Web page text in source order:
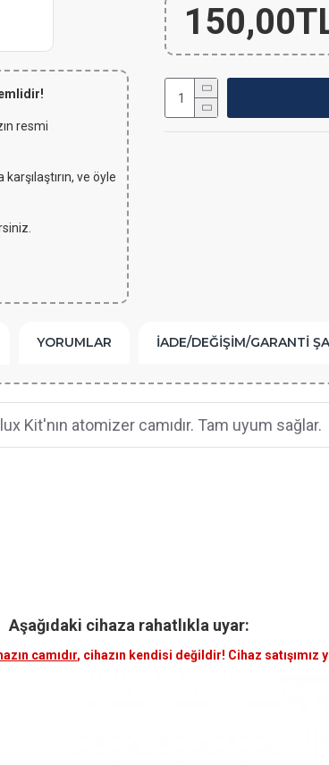
resmi
ve öyle
YORUMLAR İADE/DEĞIŞIM/GARANTI
Kit'nın atomizer camıdır. Tam uyum sağlar.
Aşağıdaki cihaza rahatlıkla uyar:
camıdır, cihazın kendisi değildir! Cihaz satışımız